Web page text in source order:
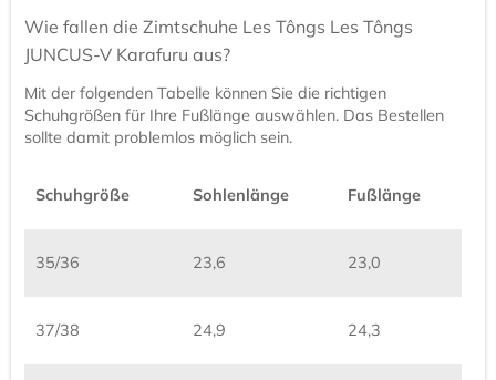
Wie fallen die Zimtschuhe Les Tôngs Les Tôngs
JUNCUS-V Karafuru aus?
Mit der folgenden Tabelle können Sie die richtigen
Schuhgrößen für Ihre Fußlänge auswählen. Das Bestellen
sollte damit problemlos möglich sein.
Schuhgröße Sohlenlänge Fußlänge
35/36 23,6 23,0
37/38 24,9 24,3